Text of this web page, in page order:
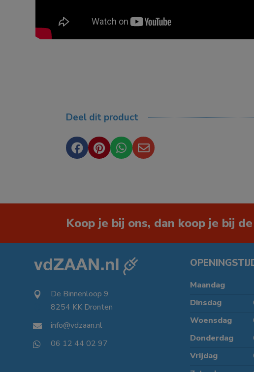
Deel dit product
   
Koop je bij ons, dan koop je bij
 De Binnenloop 9
8254 KK Dronten
 info@vdzaan.nl
 06 12 44 02 97
Maandag
Dinsdag
Woensdag
Donderdag
Vrijdag